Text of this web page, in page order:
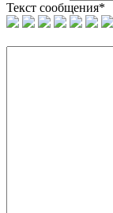
Текст сообщения*